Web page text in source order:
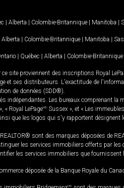
| Alberta | Colombie-Britannique | Manitoba |
Alberta | Colombie-Britannique | Manitoba |
| Québec | Alberta | Colombie-Britannique
site proviennent des inscriptions Royal
et ses distributeurs. L'exactitude de
de données (SDD®).
indépendantes. Les bureaux comprenant la
« Royal LePageMD Sussex », et « Les
que les logos qui s'y rapportent désignent
sont des marques déposées de
les services immobiliers offerts par
les services immobiliers que fournissent
déposée de la Banque Royale du
MD